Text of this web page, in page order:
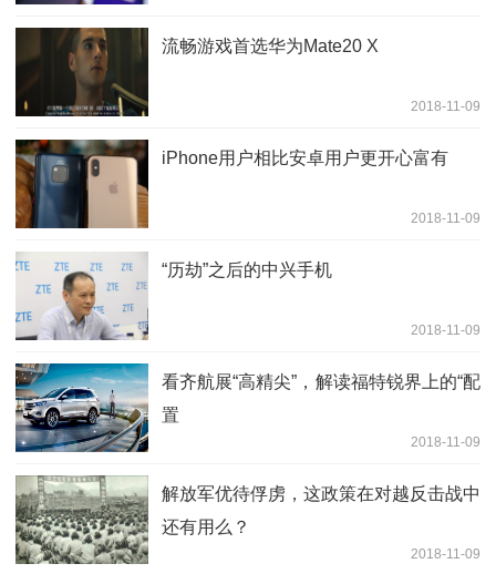
流畅游戏首选华为Mate20 X
2018-11-09
iPhone用户相比安卓用户更开心富有
2018-11-09
“历劫”之后的中兴手机
2018-11-09
看齐航展“高精尖”，解读福特锐界上的“配
置
2018-11-09
解放军优待俘虏，这政策在对越反击战中
还有用么？
2018-11-09